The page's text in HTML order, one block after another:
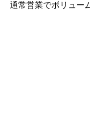
通常営業でボリュー